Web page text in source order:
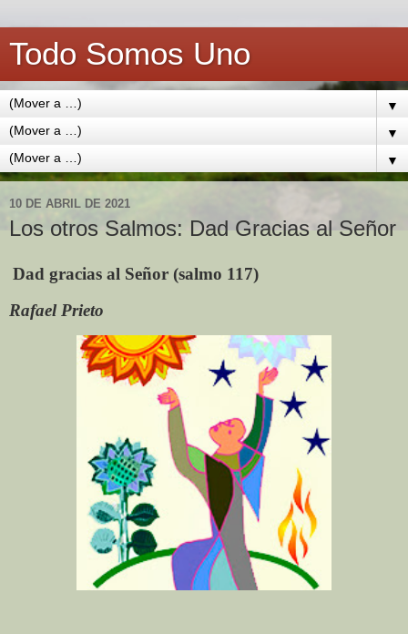
Todo Somos Uno
▼
▼
▼
10 DE ABRIL DE 2021
Los otros Salmos: Dad Gracias al Señor
Dad gracias al Señor (salmo 117)
Rafael Prieto